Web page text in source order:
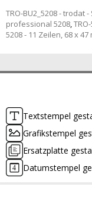
Textstempel
Grafikstempel
Ersatzplatte
Datumstempel
TRO-BU2_5208 - trodat
professional 5208,
5208 - 11 Zeilen, 68 x 47